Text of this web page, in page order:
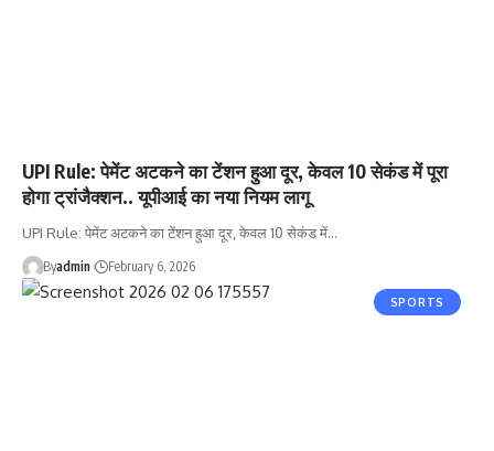
UPI Rule: पेमेंट अटकने का टेंशन हुआ दूर, केवल 10 सेकंड में पूरा
होगा ट्रांजैक्शन.. यूपीआई का नया नियम लागू
UPI Rule: पेमेंट अटकने का टेंशन हुआ दूर, केवल 10 सेकंड में…
Byadmin February 6, 2026
SPORTS